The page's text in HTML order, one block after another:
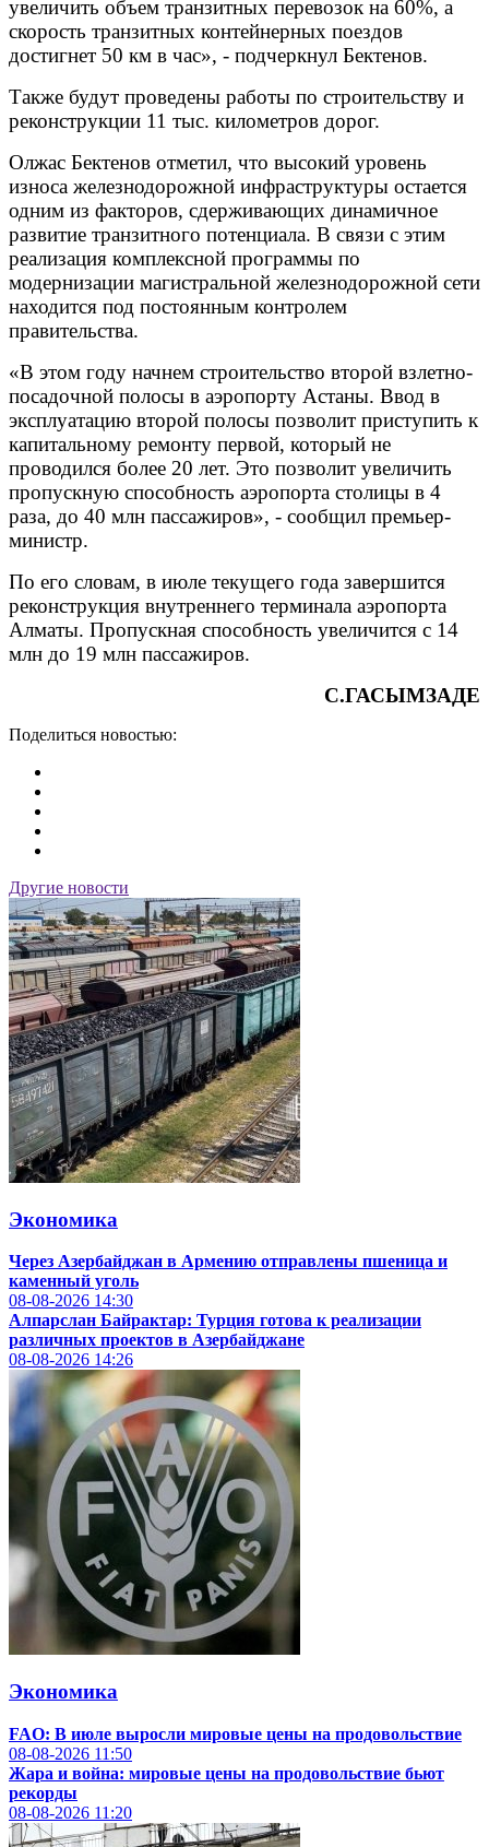
увеличить объем транзитных перевозок на 60%, а
скорость транзитных контейнерных поездов
достигнет 50 км в час», - подчеркнул Бектенов.
Также будут проведены работы по строительству и
реконструкции 11 тыс. километров дорог.
Олжас Бектенов отметил, что высокий уровень
износа железнодорожной инфраструктуры остается
одним из факторов, сдерживающих динамичное
развитие транзитного потенциала. В связи с этим
реализация комплексной программы по
модернизации магистральной железнодорожной сети
находится под постоянным контролем
правительства.
«В этом году начнем строительство второй взлетно-
посадочной полосы в аэропорту Астаны. Ввод в
эксплуатацию второй полосы позволит приступить к
капитальному ремонту первой, который не
проводился более 20 лет. Это позволит увеличить
пропускную способность аэропорта столицы в 4
раза, до 40 млн пассажиров», - сообщил премьер-
министр.
По его словам, в июле текущего года завершится
реконструкция внутреннего терминала аэропорта
Алматы. Пропускная способность увеличится с 14
млн до 19 млн пассажиров.
С.ГАСЫМЗАДЕ
Поделиться новостью:
Другие новости
Экономика
Через Азербайджан в Армению отправлены пшеница и
каменный уголь
08-08-2026 14:30
Алпарслан Байрактар: Турция готова к реализации
различных проектов в Азербайджане
08-08-2026 14:26
Экономика
FAO: В июле выросли мировые цены на продовольствие
08-08-2026 11:50
Жара и война: мировые цены на продовольствие бьют
рекорды
08-08-2026 11:20